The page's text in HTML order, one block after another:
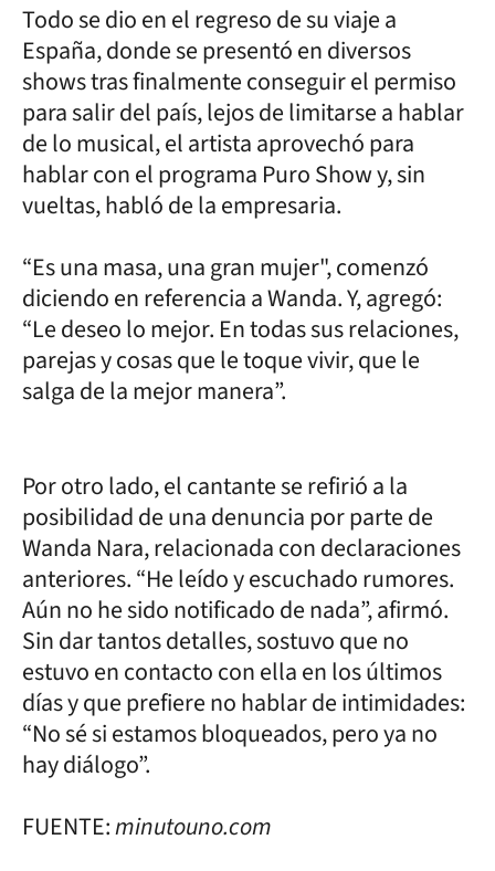
Todo se dio en el regreso de su viaje a
España, donde se presentó en diversos
shows tras finalmente conseguir el permiso
para salir del país, lejos de limitarse a hablar
de lo musical, el artista aprovechó para
hablar con el programa Puro Show y, sin
vueltas, habló de la empresaria.
“Es una masa, una gran mujer", comenzó
diciendo en referencia a Wanda. Y, agregó:
“Le deseo lo mejor. En todas sus relaciones,
parejas y cosas que le toque vivir, que le
salga de la mejor manera”.
Por otro lado, el cantante se refirió a la
posibilidad de una denuncia por parte de
Wanda Nara, relacionada con declaraciones
anteriores. “He leído y escuchado rumores.
Aún no he sido notificado de nada”, afirmó.
Sin dar tantos detalles, sostuvo que no
estuvo en contacto con ella en los últimos
días y que prefiere no hablar de intimidades:
“No sé si estamos bloqueados, pero ya no
hay diálogo”.
FUENTE:minutouno.com